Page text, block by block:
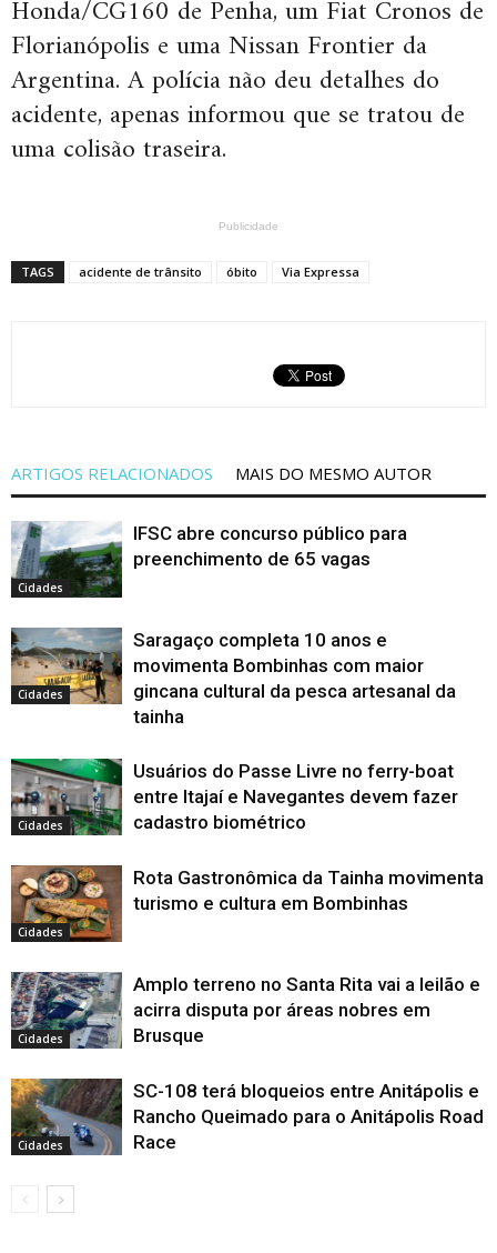
Honda/CG160 de Penha, um Fiat Cronos de
Florianópolis e uma Nissan Frontier da
Argentina. A polícia não deu detalhes do
acidente, apenas informou que se tratou de
uma colisão traseira.
Publicidade
TAGS acidente de trânsito óbito Via Expressa
ARTIGOS RELACIONADOS MAIS DO MESMO AUTOR
Cidades
IFSC abre concurso público para
preenchimento de 65 vagas
Cidades
Saragaço completa 10 anos e
movimenta Bombinhas com maior
gincana cultural da pesca artesanal da
tainha
Cidades
Usuários do Passe Livre no ferry-boat
entre Itajaí e Navegantes devem fazer
cadastro biométrico
Cidades
Rota Gastronômica da Tainha movimenta
turismo e cultura em Bombinhas
Cidades
Amplo terreno no Santa Rita vai a leilão e
acirra disputa por áreas nobres em
Brusque
Cidades
SC-108 terá bloqueios entre Anitápolis e
Rancho Queimado para o Anitápolis Road
Race